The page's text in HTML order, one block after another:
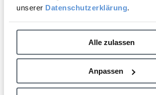
unserer Datenschutzerklärung.
Alle zulassen
Anpassen
Hautanalyse
Du bist dir nicht sicher, was deine
einfach heraus, welchen Hauttyp du
erhalte deine personalisierte